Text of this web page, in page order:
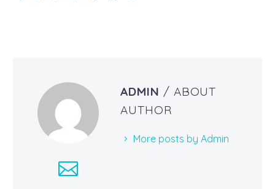
ADMIN / ABOUT
AUTHOR
More posts by Admin